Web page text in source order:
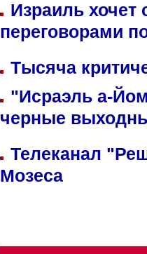
Израиль хочет
переговорами
Тысяча
"Исраэль а-
черные
Телеканал
Мозеса